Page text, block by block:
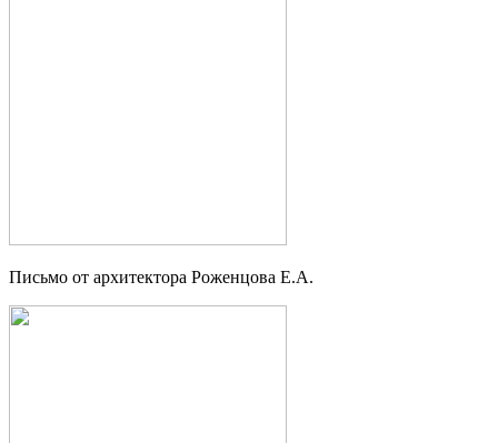
Письмо от архитектора Роженцова Е.А.